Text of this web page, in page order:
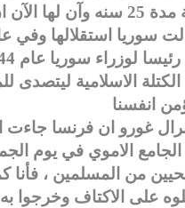
الاسلامية
غورو ان فرنسا
الجامع الاموي في يوم
من المسلمين ، فأنا
على الاكتاف